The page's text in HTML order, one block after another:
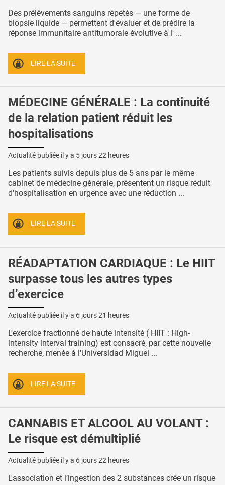
Des prélèvements sanguins répétés — une forme de
biopsie liquide — permettent d'évaluer et de prédire la
réponse immunitaire antitumorale évolutive à l' ...
LIRE LA SUITE
MÉDECINE GÉNÉRALE : La continuité
de la relation patient réduit les
hospitalisations
Actualité publiée il y a 5 jours 22 heures
Les patients suivis depuis plus de 5 ans par le même
cabinet de médecine générale, présentent un risque réduit
d'hospitalisation en urgence avec une réduction ...
LIRE LA SUITE
RÉADAPTATION CARDIAQUE : Le HIIT
surpasse tous les autres types
d’exercice
Actualité publiée il y a 6 jours 21 heures
L'exercice fractionné de haute intensité ( HIIT : High-
intensity interval training) est consacré, par cette nouvelle
recherche, menée à l'Universidad Miguel ...
LIRE LA SUITE
CANNABIS ET ALCOOL AU VOLANT :
Le risque est démultiplié
Actualité publiée il y a 6 jours 22 heures
L'association et l’ingestion des 2 substances crée un risque